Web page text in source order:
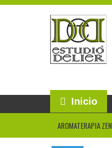
Inicio
AROMATERAPIA ZEN